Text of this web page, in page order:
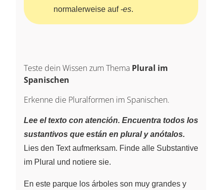
normalerweise auf -es.
Teste dein Wissen zum Thema Plural im
Spanischen
Erkenne die Pluralformen im Spanischen.
Lee el texto con atención. Encuentra todos los
sustantivos que están en plural y anótalos.
Lies den Text aufmerksam. Finde alle Substantive
im Plural und notiere sie.
En este parque los árboles son muy grandes y